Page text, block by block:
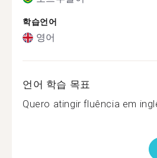
학습언어
영어
언어 학습 목표
Quero atingir fluência em